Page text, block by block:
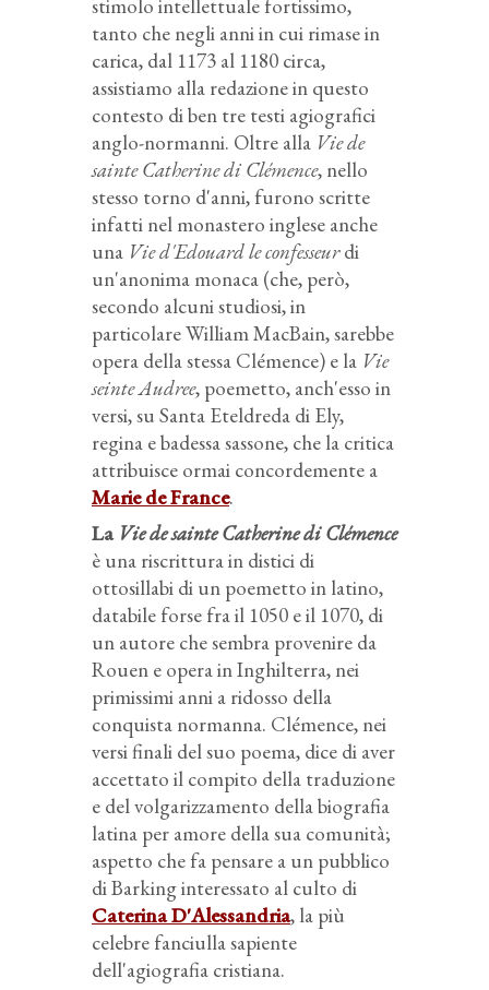
stimolo intellettuale fortissimo,
tanto che negli anni in cui rimase in
carica, dal 1173 al 1180 circa,
assistiamo alla redazione in questo
contesto di ben tre testi agiografici
anglo-normanni. Oltre alla Vie de
sainte Catherine di Clémence, nello
stesso torno d'anni, furono scritte
infatti nel monastero inglese anche
una Vie d'Edouard le confesseurdi
un'anonima monaca (che, però,
secondo alcuni studiosi, in
particolare William MacBain, sarebbe
opera della stessa Clémence) e la Vie
seinte Audree, poemetto, anch'esso in
versi, su Santa Eteldreda di Ely,
regina e badessa sassone, che la critica
attribuisce ormai concordemente a
Marie de France.
La Vie de sainte Catherine di Clémence
è una riscrittura in distici di
ottosillabi di un poemetto in latino,
databile forse fra il 1050 e il 1070, di
un autore che sembra provenire da
Rouen e opera in Inghilterra, nei
primissimi anni a ridosso della
conquista normanna. Clémence, nei
versi finali del suo poema, dice di aver
accettato il compito della traduzione
e del volgarizzamento della biografia
latina per amore della sua comunità;
aspetto che fa pensare a un pubblico
di Barking interessato al culto di
Caterina D'Alessandria, la più
celebre fanciulla sapiente
dell'agiografia cristiana.